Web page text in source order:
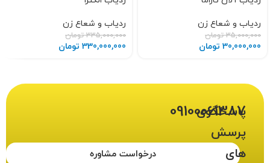
ردیاب و شعاع زن
35,000,000 تومان
30,000,000 تومان
ردیاب و شعاع زن
335,000,000 تومان
330,000,000 تومان
درخواست مشاوره
پاسخگوی
پرسش
های
09100061387